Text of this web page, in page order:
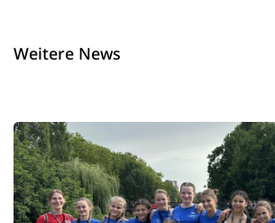
Weitere News